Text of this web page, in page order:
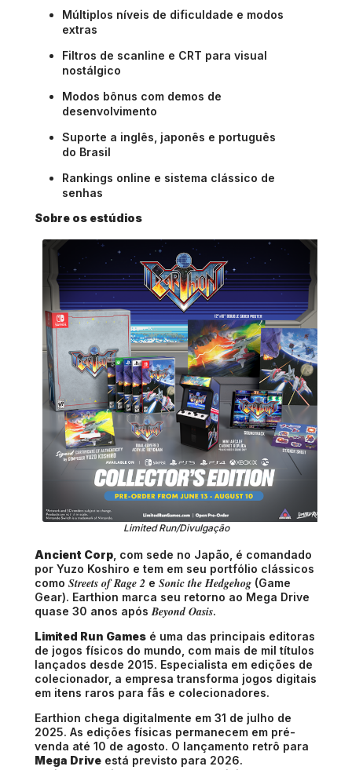
Múltiplos níveis de dificuldade e modos
extras
Filtros de scanline e CRT para visual
nostálgico
Modos bônus com demos de
desenvolvimento
Suporte a inglês, japonês e português
do Brasil
Rankings online e sistema clássico de
senhas
Sobre os estúdios
Limited Run/Divulgação
Ancient Corp , com sede no Japão, é comandado
por Yuzo Koshiro e tem em seu portfólio clássicos
como Streets of Rage 2 e Sonic the Hedgehog (Game
Gear). Earthion marca seu retorno ao Mega Drive
quase 30 anos após Beyond Oasis.
Limited Run Games é uma das principais editoras
de jogos físicos do mundo, com mais de mil títulos
lançados desde 2015. Especialista em edições de
colecionador, a empresa transforma jogos digitais
em itens raros para fãs e colecionadores.
Earthion chega digitalmente em 31 de julho de
2025. As edições físicas permanecem em pré-
venda até 10 de agosto. O lançamento retrô para
Mega Drive está previsto para 2026.